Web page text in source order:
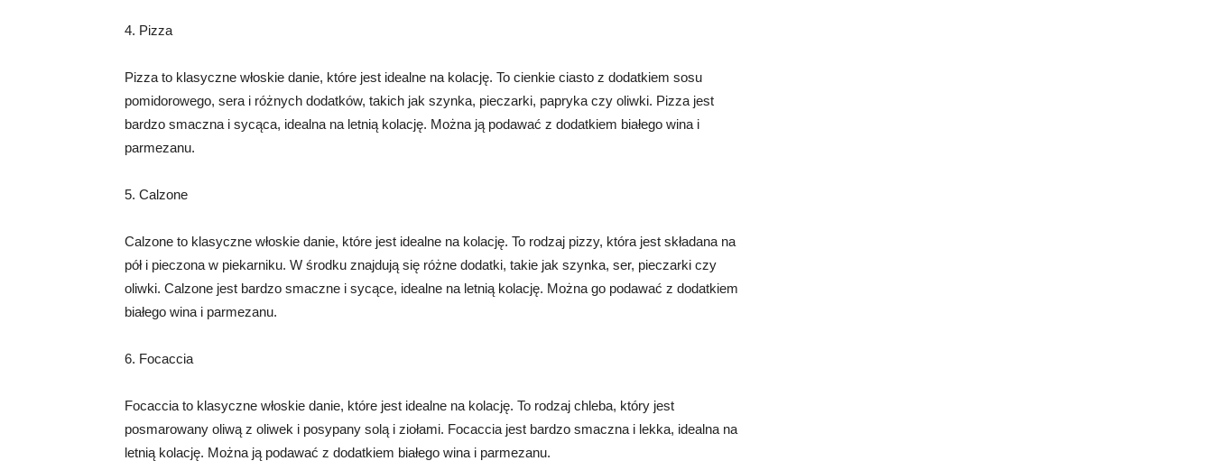
4. Pizza
Pizza to klasyczne włoskie danie, które jest idealne na kolację. To cienkie ciasto z dodatkiem sosu
pomidorowego, sera i różnych dodatków, takich jak szynka, pieczarki, papryka czy oliwki. Pizza jest
bardzo smaczna i sycąca, idealna na letnią kolację. Można ją podawać z dodatkiem białego wina i
parmezanu.
5. Calzone
Calzone to klasyczne włoskie danie, które jest idealne na kolację. To rodzaj pizzy, która jest składana na
pół i pieczona w piekarniku. W środku znajdują się różne dodatki, takie jak szynka, ser, pieczarki czy
oliwki. Calzone jest bardzo smaczne i sycące, idealne na letnią kolację. Można go podawać z dodatkiem
białego wina i parmezanu.
6. Focaccia
Focaccia to klasyczne włoskie danie, które jest idealne na kolację. To rodzaj chleba, który jest
posmarowany oliwą z oliwek i posypany solą i ziołami. Focaccia jest bardzo smaczna i lekka, idealna na
letnią kolację. Można ją podawać z dodatkiem białego wina i parmezanu.